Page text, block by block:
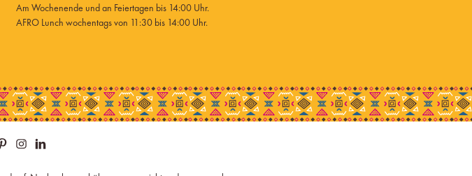
Am Wochenende und an Feiertagen bis 14:00 Uhr.
AFRO Lunch wochentags von 11:30 bis 14:00 Uhr.